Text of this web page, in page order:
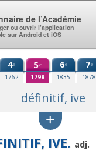
4e
1762
5e
1798
6e
1835
7e
1878
définitif, ive
IVE. adj.
de l’Académie
ou ouvrir l’application
sur Android et iOS